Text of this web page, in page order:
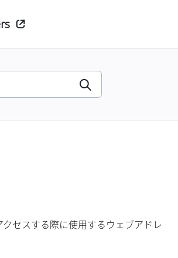
セスする際に使用するウェブアドレ